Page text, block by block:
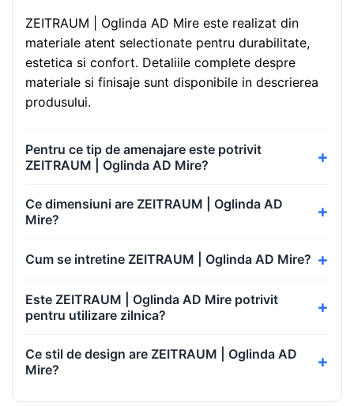
ZEITRAUM | Oglinda AD Mire este realizat din
materiale atent selectionate pentru durabilitate,
estetica si confort. Detaliile complete despre
materiale si finisaje sunt disponibile in descrierea
produsului.
Pentru ce tip de amenajare este potrivit
ZEITRAUM | Oglinda AD Mire?
Ce dimensiuni are ZEITRAUM | Oglinda AD
Mire?
Cum se intretine ZEITRAUM | Oglinda AD Mire?
Este ZEITRAUM | Oglinda AD Mire potrivit
pentru utilizare zilnica?
Ce stil de design are ZEITRAUM | Oglinda AD
Mire?